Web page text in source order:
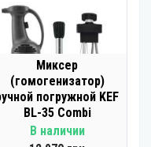
Миксер
(гомогенизатор)
погружной KEF
BL-35 Combi
В наличии